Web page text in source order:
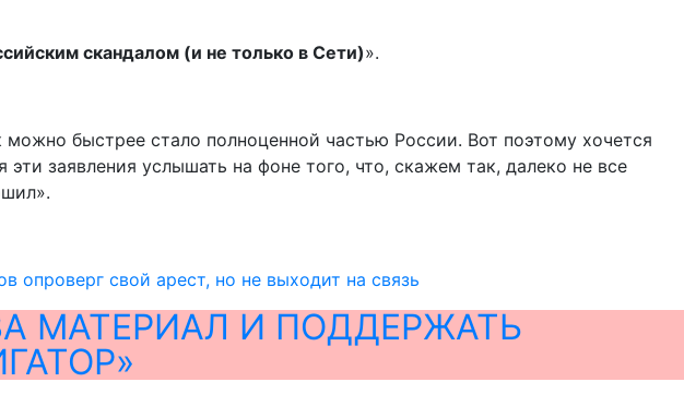
скандалом (и не только в Сети)».
быстрее стало полноценной частью России. Вот поэтому хочется
заявления услышать на фоне того, что, скажем так, далеко не все
опроверг свой арест, но не выходит на связь
МАТЕРИАЛ И ПОДДЕРЖАТЬ